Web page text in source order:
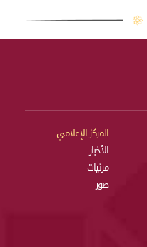
المركز الإعلامي
الأخبار
مرئيات
صور